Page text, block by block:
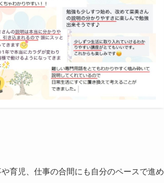
育児、仕事の合間にも自分のペースで進め